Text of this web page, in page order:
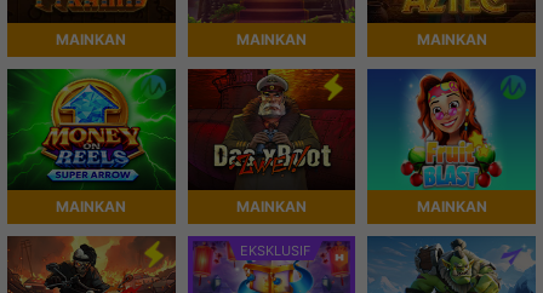
MAINKAN MAINKAN MAINKAN
MAINKAN MAINKAN MAINKAN
EKSKLUSIF